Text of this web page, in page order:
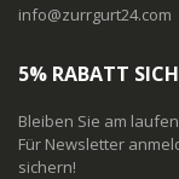
info@zurrgurt24.com
5% RABATT
Bleiben Sie am
Für Newsletter
sichern!